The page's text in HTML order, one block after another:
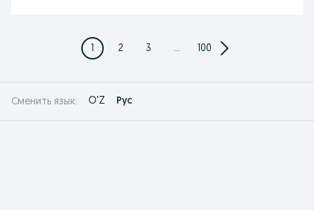
1 2 3 ... 100
Сменить язык: O'Z Рус